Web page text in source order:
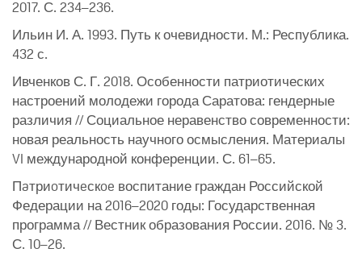
2017. С. 234–236.
Ильин И. А. 1993. Путь к очевидности. М.: Республика.
432 с.
Ивченков С. Г. 2018. Особенности патриотических
настроений молодежи города Саратова: гендерные
различия // Социальное неравенство современности:
новая реальность научного осмысления. Материалы
VI международной конференции. С. 61–65.
Пaтриoтичeскoe воспитание граждан Российской
Федерации на 2016–2020 годы: Государственная
программа // Вестник образования России. 2016. № 3.
С. 10–26.